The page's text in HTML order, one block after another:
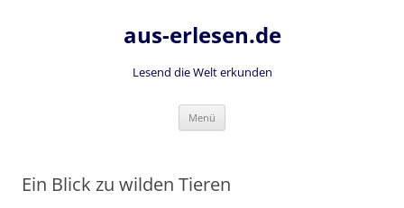
aus-erlesen.de
Lesend die Welt erkunden
Menü
Ein Blick zu wilden Tieren